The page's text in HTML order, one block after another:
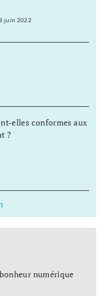
juin 2022
elles conformes aux
?
numérique